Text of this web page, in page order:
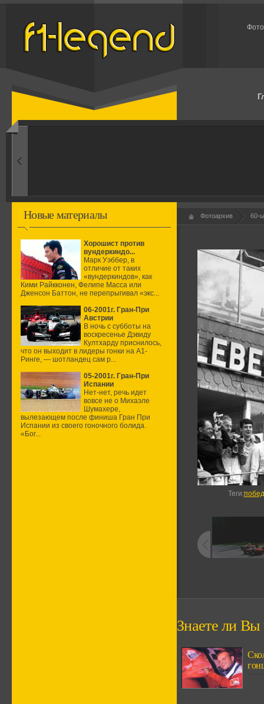
1960-ые
Новые материалы
Хорошист против
вундеркиндо...
Марк Уэббер, в
отличие от таких
«вундеркиндов», как
Кими Райкконен, Фелипе Масса или
Дженсон Баттон, не перепрыгивал «экс...
06-2001г. Гран-При
Австрии
В ночь с субботы на
воскресенье Дэвиду
Култхарду приснилось,
что он выходит в лидеры гонки на А1-
Ринге, — шотландец сам р...
05-2001г. Гран-При
Испании
Нет-нет, речь идет
вовсе не о Михаэле
Шумахере,
вылезающем после финиша Гран При
Испании из своего гоночного болида.
«Бог...
Фотоархив 60-
Теги:
Знаете ли Вы